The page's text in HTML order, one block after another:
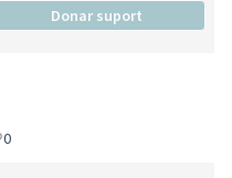
Donar suport
0